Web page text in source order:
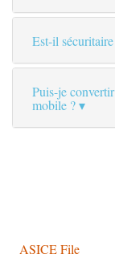
Est-il
Puis-je
mobile ?
ASICE File